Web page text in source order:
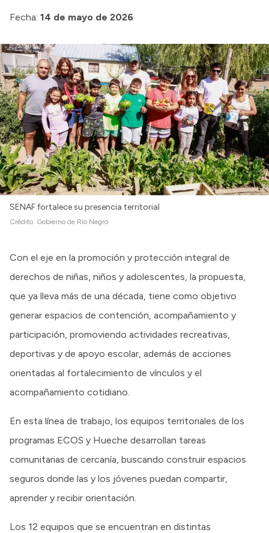
Fecha: 14 de mayo de 2026
SENAF fortalece su presencia territorial
Crédito: Gobierno de Río Negro
Con el eje en la promoción y protección integral de
derechos de niñas, niños y adolescentes, la propuesta,
que ya lleva más de una década, tiene como objetivo
generar espacios de contención, acompañamiento y
participación, promoviendo actividades recreativas,
deportivas y de apoyo escolar, además de acciones
orientadas al fortalecimiento de vínculos y el
acompañamiento cotidiano.
En esta línea de trabajo, los equipos territoriales de los
programas ECOS y Hueche desarrollan tareas
comunitarias de cercanía, buscando construir espacios
seguros donde las y los jóvenes puedan compartir,
aprender y recibir orientación.
Los 12 equipos que se encuentran en distintas